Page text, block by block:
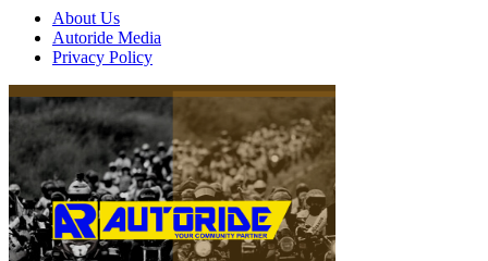
About Us
Autoride Media
Privacy Policy